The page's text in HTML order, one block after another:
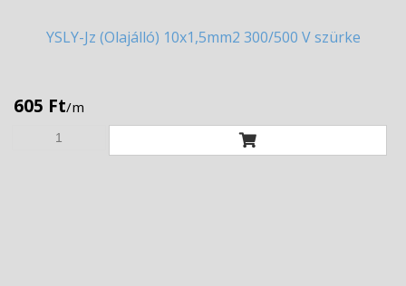
YSLY-Jz (Olajálló) 10x1,5mm2 300/500 V szürke
605 Ft/m